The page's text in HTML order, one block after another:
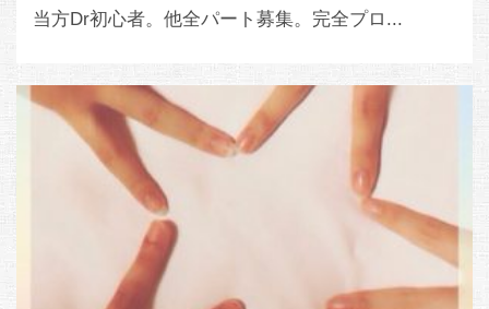
当方Dr初心者。他全パート募集。完全プロ...